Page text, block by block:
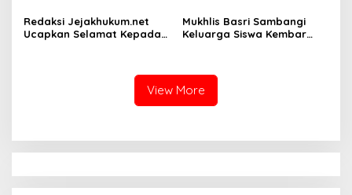
Redaksi Jejakhukum.net
Ucapkan Selamat Kepada
Sebagai Kepala ATR BPN
Mukhlis Basri Sambangi
Keluarga Siswa Kembar
View More
KEKECEWAAN